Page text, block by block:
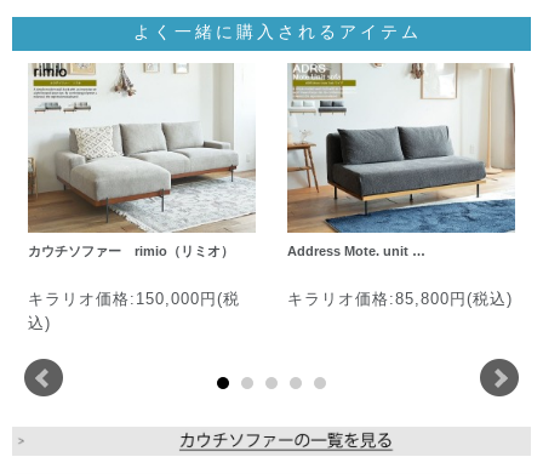
よく一緒に購入されるアイテム
カウチソファー rimio（リミオ）
キラリオ価格:150,000円(税
込)
Address Mote. unit …
キラリオ価格:85,800円(税込)